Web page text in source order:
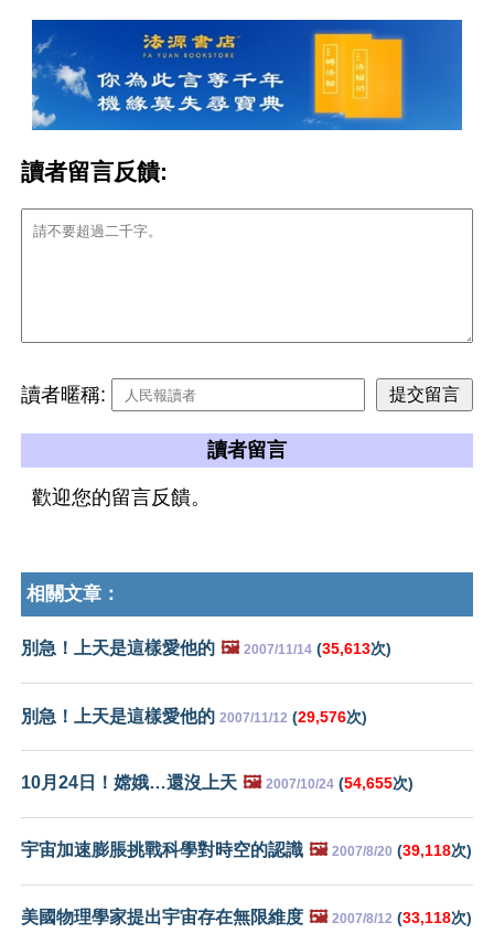
讀者留言反饋:
讀者暱稱:
讀者留言
歡迎您的留言反饋。
相關文章：
別急！上天是這樣愛他的 🖼️ 2007/11/14 (35,613次)
別急！上天是這樣愛他的 2007/11/12 (29,576次)
10月24日！嫦娥…還沒上天 🖼️ 2007/10/24 (54,655次)
宇宙加速膨脹挑戰科學對時空的認識 🖼️ 2007/8/20 (39,118次)
美國物理學家提出宇宙存在無限維度 🖼️ 2007/8/12 (33,118次)